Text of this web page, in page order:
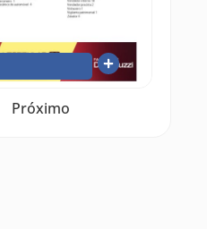
Próximo